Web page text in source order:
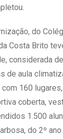
do
Costa Brito
considerada
de aula
160
coberta,
1.500
do 2º